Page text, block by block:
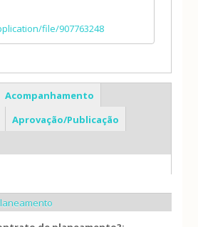
file/907763248
Acompanhamento
Aprovação/Publicação